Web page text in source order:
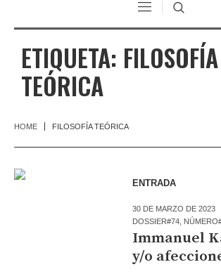
ETIQUETA: FILOSOFÍA
TEÓRICA
HOME FILOSOFÍA TEÓRICA
ENTRADA
30 DE MARZO DE 2023
DOSSIER#74
Immanuel
y/o